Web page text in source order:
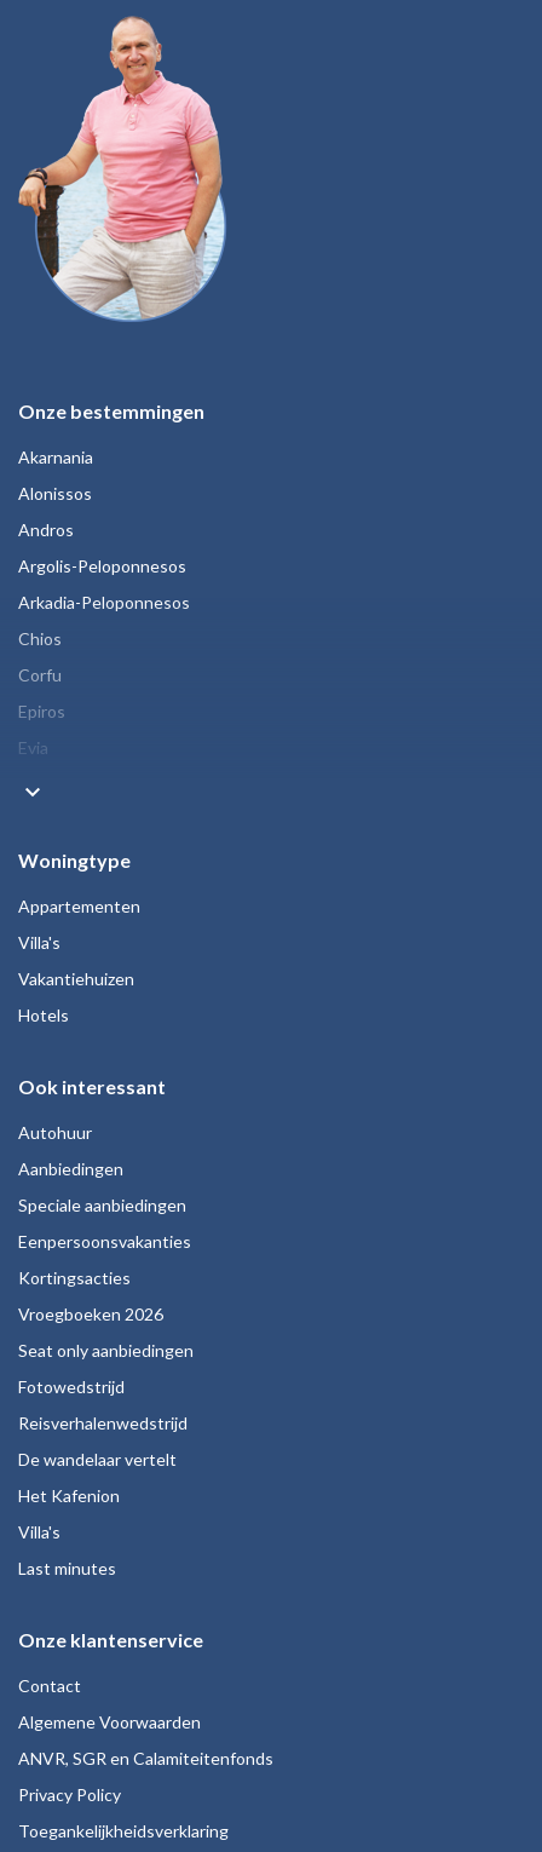
Onze bestemmingen
Akarnania
Alonissos
Andros
Argolis-Peloponnesos
Arkadia-Peloponnesos
Chios
Corfu
Epiros
Evia
keyboard_arrow_down
Woningtype
Appartementen
Villa's
Vakantiehuizen
Hotels
Ook interessant
Autohuur
Aanbiedingen
Speciale aanbiedingen
Eenpersoonsvakanties
Kortingsacties
Vroegboeken 2026
Seat only aanbiedingen
Fotowedstrijd
Reisverhalenwedstrijd
De wandelaar vertelt
Het Kafenion
Villa's
Last minutes
Onze klantenservice
Contact
Algemene Voorwaarden
ANVR, SGR en Calamiteitenfonds
Privacy Policy
Toegankelijkheidsverklaring